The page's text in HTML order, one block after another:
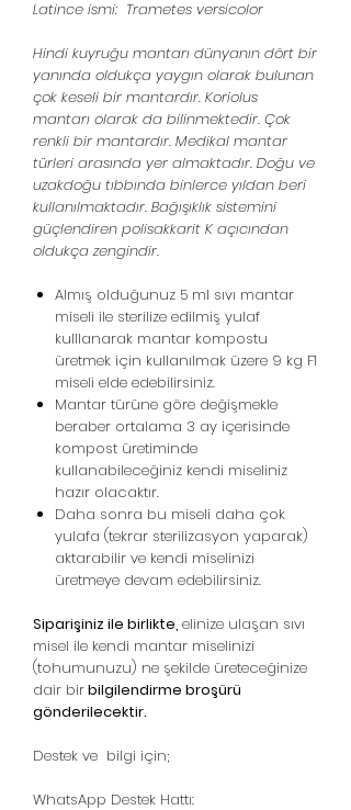
Latince ismi: Trametes versicolor
Hindi kuyruğu mantarı dünyanın dört bir
yanında oldukça yaygın olarak bulunan
çok keseli bir mantardır. Koriolus
mantarı olarak da bilinmektedir. Çok
renkli bir mantardır. Medikal mantar
türleri arasında yer almaktadır. Doğu ve
uzakdoğu tıbbında binlerce yıldan beri
kullanılmaktadır. Bağışıklık sistemini
güçlendiren polisakkarit K açıcından
oldukça zengindir.
Almış olduğunuz 5 ml sıvı mantar
miseli ile sterilize edilmiş yulaf
kulllanarak mantar kompostu
üretmek için kullanılmak üzere 9 kg F1
miseli elde edebilirsiniz.
Mantar türüne göre değişmekle
beraber ortalama 3 ay içerisinde
kompost üretiminde
kullanabileceğiniz kendi miseliniz
hazır olacaktır.
Daha sonra bu miseli daha çok
yulafa (tekrar sterilizasyon yaparak)
aktarabilir ve kendi miselinizi
üretmeye devam edebilirsiniz.
Siparişiniz ile birlikte, elinize ulaşan sıvı
misel ile kendi mantar miselinizi
(tohumunuzu) ne şekilde üreteceğinize
dair birbilgilendirme broşürü
gönderilecektir.
Destek ve bilgi için;
WhatsApp Destek Hattı: